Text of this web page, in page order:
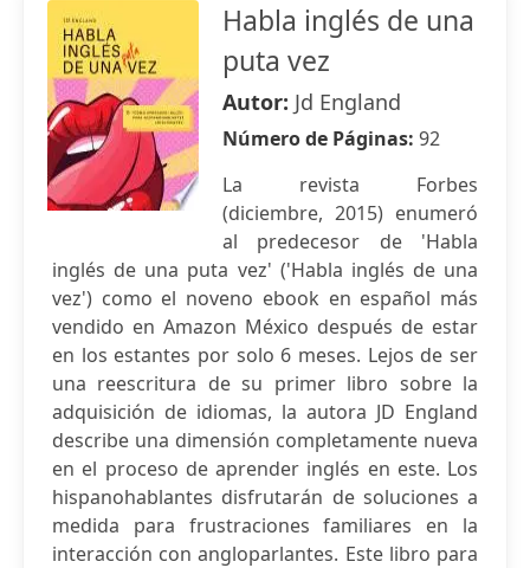
Habla inglés de una
puta vez
Autor: Jd England
Número de Páginas: 92
La revista Forbes
(diciembre, 2015) enumeró
al predecesor de 'Habla
inglés de una puta vez' ('Habla inglés de una
vez') como el noveno ebook en español más
vendido en Amazon México después de estar
en los estantes por solo 6 meses. Lejos de ser
una reescritura de su primer libro sobre la
adquisición de idiomas, la autora JD England
describe una dimensión completamente nueva
en el proceso de aprender inglés en este. Los
hispanohablantes disfrutarán de soluciones a
medida para frustraciones familiares en la
interacción con angloparlantes. Este libro para